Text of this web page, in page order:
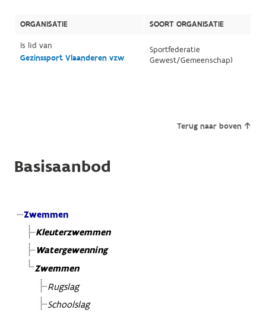
ORGANISATIE
SOORT ORGANISATIE
Is lid van
Gezinssport Vlaanderen vzw
Sportfederatie
Gewest/Gemeenschap)
Terug naar boven
Basisaanbod
Zwemmen
Kleuterzwemmen
Watergewenning
Zwemmen
Rugslag
Schoolslag